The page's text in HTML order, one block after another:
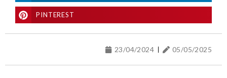
PINTEREST
23/04/2024 05/05/2025